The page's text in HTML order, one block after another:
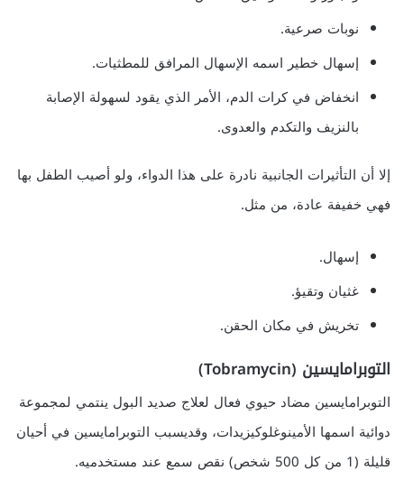
نوبات صرعية.
إسهال خطير اسمه الإسهال المرافق للمطثيات.
انخفاض في كرات الدم، الأمر الذي يقود لسهولة الإصابة
بالنزيف والتكدم والعدوى.
إلا أن التأثيرات الجانبية نادرة على هذا الدواء، ولو أصيب الطفل بها
فهي خفيفة عادة، من مثل.
إسهال.
غثيان وتقيؤ.
تخريش في مكان الحقن.
التوبرامايسين (Tobramycin)
التوبرامايسين مضاد حيوي فعال لعلاج صديد البول ينتمي لمجموعة
دوائية اسمها الأمينوغلوكيزيدات، وقديسبب التوبرامايسين في أحيان
قليلة (1 من كل 500 شخص) نقص سمع عند مستخدميه.